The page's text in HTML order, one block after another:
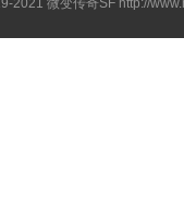
2021 微变传奇SF http://